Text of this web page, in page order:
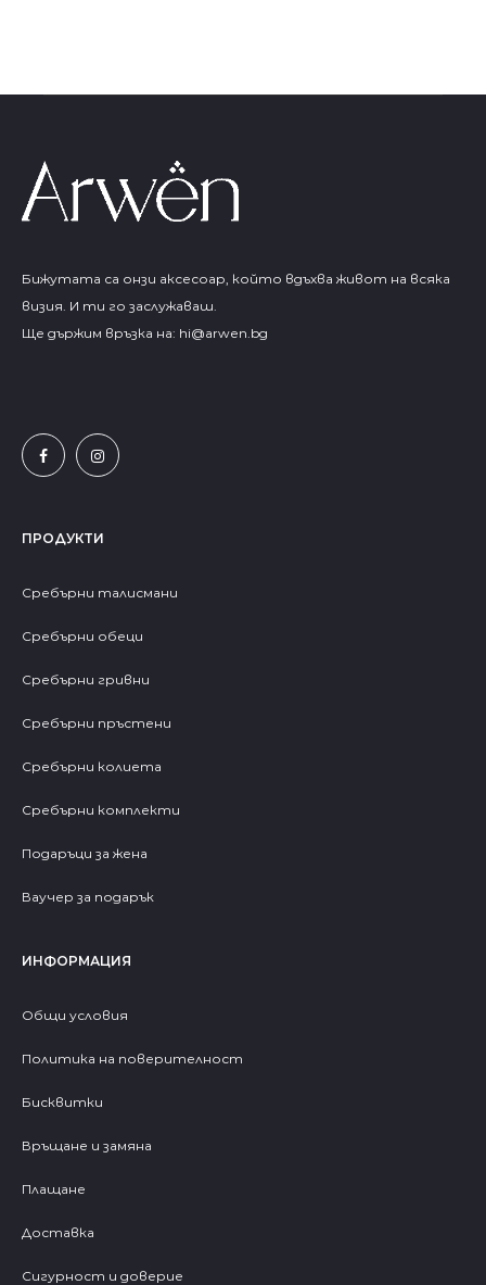
Бижутата са онзи аксесоар, който вдъхва живот на всяка
визия. И ти го заслужаваш.
Ще държим връзка на: hi@arwen.bg
ПРОДУКТИ
Сребърни талисмани
Сребърни обеци
Сребърни гривни
Сребърни пръстени
Сребърни колиета
Сребърни комплекти
Подаръци за жена
Ваучер за подарък
ИНФОРМАЦИЯ
Общи условия
Политика на поверителност
Бисквитки
Връщане и замяна
Плащане
Доставка
Сигурност и доверие